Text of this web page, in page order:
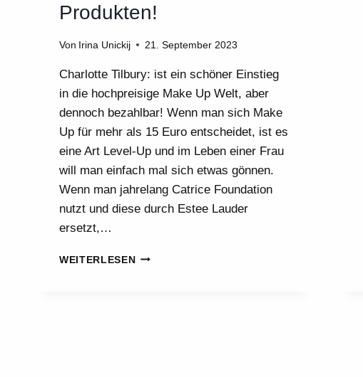
Produkten!
Von Irina Unickij 21. September 2023
Charlotte Tilbury: ist ein schöner Einstieg
in die hochpreisige Make Up Welt, aber
dennoch bezahlbar! Wenn man sich Make
Up für mehr als 15 Euro entscheidet, ist es
eine Art Level-Up und im Leben einer Frau
will man einfach mal sich etwas gönnen.
Wenn man jahrelang Catrice Foundation
nutzt und diese durch Estee Lauder
ersetzt,…
WEITERLESENMACH‘